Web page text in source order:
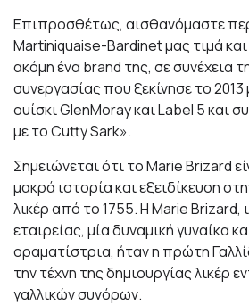
Επιπροσθέτως, αισθανόμαστε
Martiniquaise-Bardinet μας τιμά
ακόμη ένα brand της, σε συνέχεια
συνεργασίας που ξεκίνησε το
ουίσκι GlenMoray και Label 5 και
με το Cutty Sark».
Σημειώνεται ότι τo Marie Brizard
μακρά ιστορία και εξειδίκευση
λικέρ από το 1755. Η Marie Brizard,
εταιρείας, μία δυναμική γυναίκα
οραματίστρια, ήταν η πρώτη
την τέχνη της δημιουργίας λικέρ
γαλλικών συνόρων.